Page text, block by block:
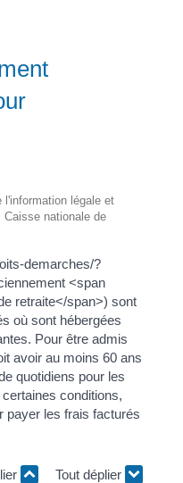
l'information légale et
nationale de
demarches/?
<span
retraite</span>) sont
où sont hébergées
Pour être admis
avoir au moins 60 ans
quotidiens pour les
conditions,
payer les frais facturés
Tout déplier